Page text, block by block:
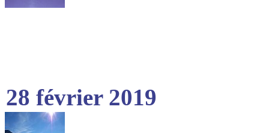
28 février 2019